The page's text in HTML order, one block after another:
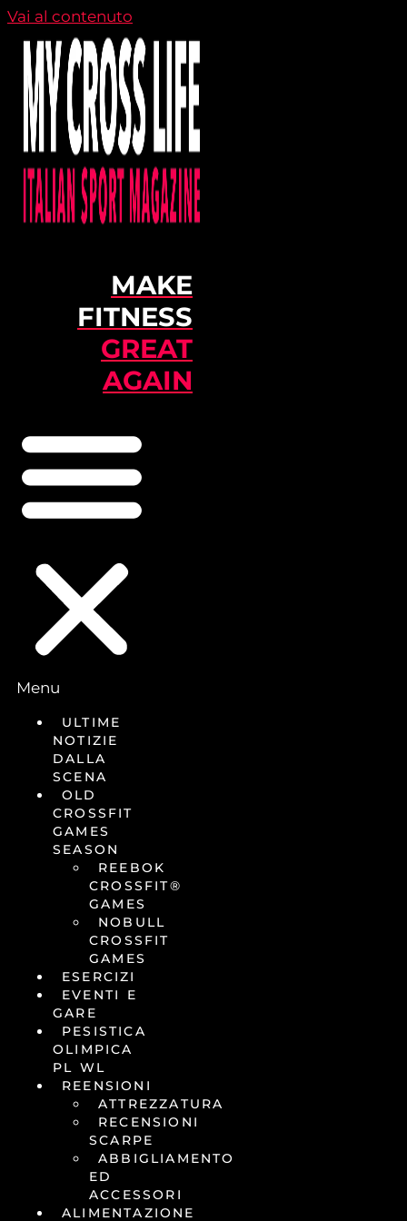
Vai al contenuto
MAKE
FITNESS
GREAT
AGAIN
Menu
ULTIME
NOTIZIE
DALLA
SCENA
OLD
CROSSFIT
GAMES
SEASON
REEBOK
CROSSFIT®
GAMES
NOBULL
CROSSFIT
GAMES
ESERCIZI
EVENTI E
GARE
PESISTICA
OLIMPICA
PL WL
REENSIONI
ATTREZZATURA
RECENSIONI
SCARPE
ABBIGLIAMENTO
ED
ACCESSORI
ALIMENTAZIONE